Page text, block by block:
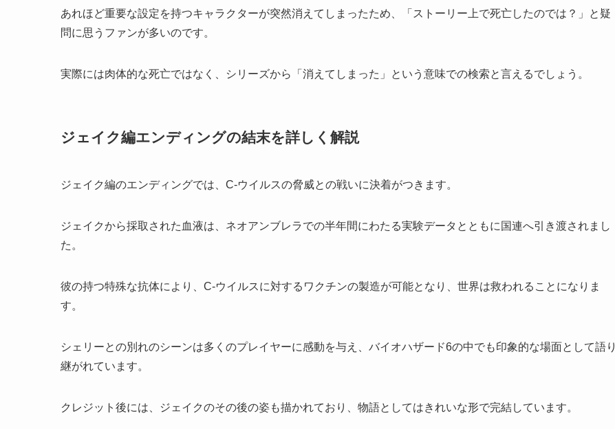
あれほど重要な設定を持つキャラクターが突然消えてしまったため、「ストーリー上で死亡したのでは？」と疑
問に思うファンが多いのです。
実際には肉体的な死亡ではなく、シリーズから「消えてしまった」という意味での検索と言えるでしょう。
ジェイク編エンディングの結末を詳しく解説
ジェイク編のエンディングでは、C-ウイルスの脅威との戦いに決着がつきます。
ジェイクから採取された血液は、ネオアンブレラでの半年間にわたる実験データとともに国連へ引き渡されまし
た。
彼の持つ特殊な抗体により、C-ウイルスに対するワクチンの製造が可能となり、世界は救われることになりま
す。
シェリーとの別れのシーンは多くのプレイヤーに感動を与え、バイオハザード6の中でも印象的な場面として語り
継がれています。
クレジット後には、ジェイクのその後の姿も描かれており、物語としてはきれいな形で完結しています。